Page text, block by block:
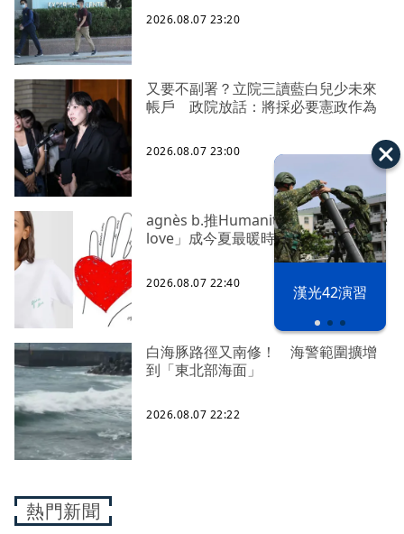
漢光42演習
2026.08.07 23:20
又要不副署？立院三讀藍白兒少未來
帳戶 政院放話：將採必要憲政作為
2026.08.07 23:00
agnès b.推Humanitarian系列 「give
love」成今夏最暖時尚宣言
2026.08.07 22:40
白海豚路徑又南修！ 海警範圍擴增
到「東北部海面」
2026.08.07 22:22
熱門新聞